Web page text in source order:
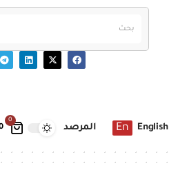
0
English
En المرصد